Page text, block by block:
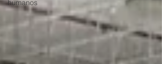
humanos